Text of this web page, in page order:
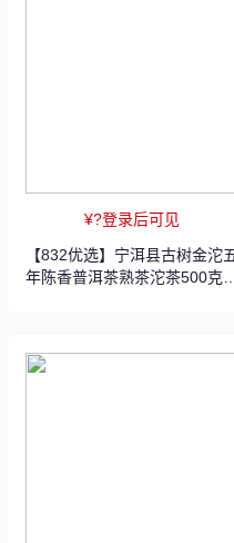
¥?登录后可见
【832优选】宁洱县古树金沱
年陈香普洱茶熟茶沱茶500克